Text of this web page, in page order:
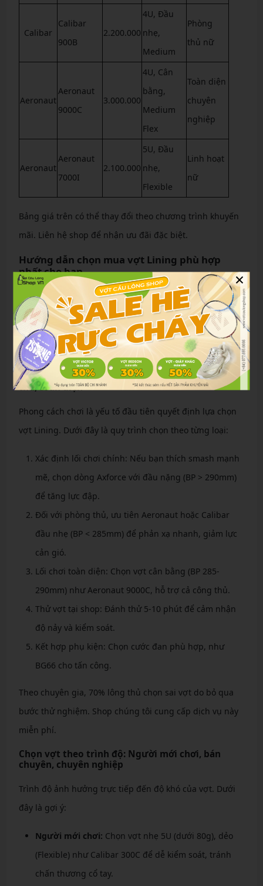
Calibar
Calibar
900B
2.200.000
4U, Đầu
nhẹ,
Medium
Phòng
thủ nữ
Aeronaut
Aeronaut
9000C
3.000.000
4U, Cân
bằng,
Medium
Flex
Toàn diện
chuyên
nghiệp
Aeronaut
Aeronaut
7000I
2.100.000
5U, Đầu
nhẹ,
Flexible
Linh hoạt
nữ
Bảng giá trên có thể thay đổi theo chương trình khuyến
mãi. Liên hệ shop để nhận ưu đãi đặc biệt.
Hướng dẫn chọn mua vợt Lining phù hợp
nhất cho bạn
Chọn vợt cầu lông Lining không chỉ dựa vào giá cả mà
còn cần xem xét phong cách chơi, trình độ và thông số
kỹ thuật. Dưới đây là hướng dẫn chi tiết để bạn dễ dàng
quyết định tại shop Quận 6.
Chọn vợt theo phong cách chơi: Tấn công, phòng
thủ, toàn diện
Phong cách chơi là yếu tố đầu tiên quyết định lựa chọn
vợt Lining. Dưới đây là quy trình chọn theo từng loại:
Xác định lối chơi chính: Nếu bạn thích smash mạnh
mẽ, chọn dòng Axforce với đầu nặng (BP > 290mm)
để tăng lực đập.
Đối với phòng thủ, ưu tiên Aeronaut hoặc Calibar
đầu nhẹ (BP < 285mm) để phản xạ nhanh, giảm lực
cản gió.
Lối chơi toàn diện: Chọn vợt cân bằng (BP 285-
290mm) như Aeronaut 9000C, hỗ trợ cả công thủ.
Thử vợt tại shop: Đánh thử 5-10 phút để cảm nhận
độ nảy và kiểm soát.
Kết hợp phụ kiện: Chọn cước đan phù hợp, như
BG66 cho tấn công.
Theo chuyên gia, 70% lông thủ chọn sai vợt do bỏ qua
bước thử nghiệm. Shop chúng tôi cung cấp dịch vụ này
miễn phí.
Chọn vợt theo trình độ: Người mới chơi, bán
chuyên, chuyên nghiệp
Trình độ ảnh hưởng trực tiếp đến độ khó của vợt. Dưới
đây là gợi ý:
Người mới chơi: Chọn vợt nhẹ 5U (dưới 80g), dẻo
(Flexible) như Calibar 300C để dễ kiểm soát, tránh
chấn thương cổ tay.
×